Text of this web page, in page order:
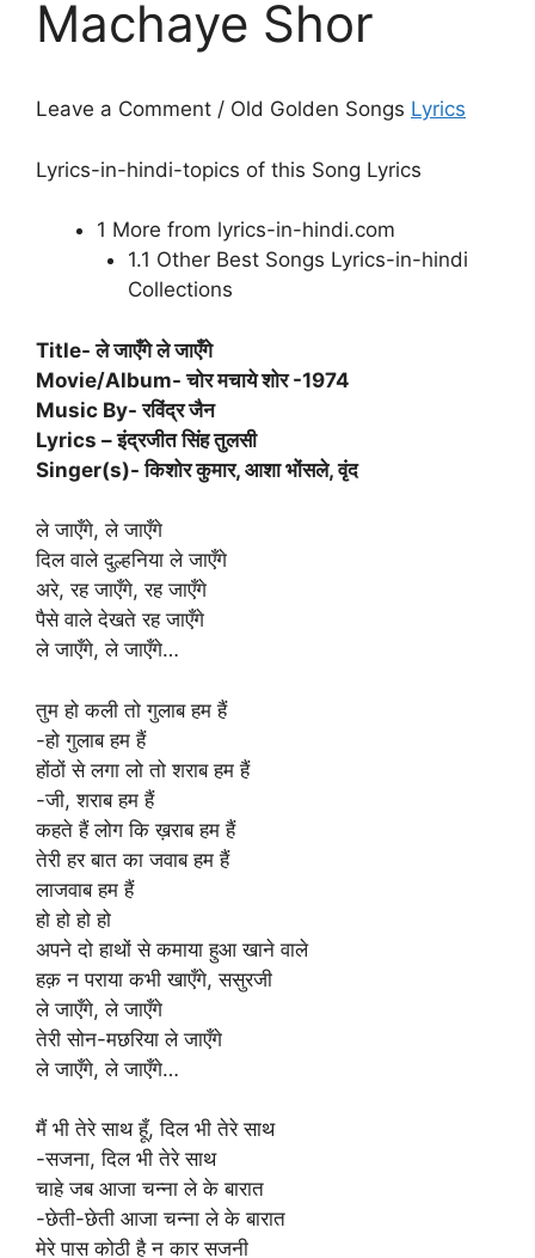
Machaye Shor
Leave a Comment / Old Golden Songs Lyrics
Lyrics-in-hindi-topics of this Song Lyrics
1 More from lyrics-in-hindi.com
1.1 Other Best Songs Lyrics-in-hindi
Collections
Title- ले जाएँगे ले जाएँगे
Movie/Album- चोर मचाये शोर -1974
Music By- रविंद्र जैन
Lyrics – इंद्रजीत सिंह तुलसी
Singer(s)- किशोर कुमार, आशा भोंसले, वृंद
ले जाएँगे, ले जाएँगे
दिल वाले दुल्हनिया ले जाएँगे
अरे, रह जाएँगे, रह जाएँगे
पैसे वाले देखते रह जाएँगे
ले जाएँगे, ले जाएँगे…
तुम हो कली तो गुलाब हम हैं
-हो गुलाब हम हैं
होंठों से लगा लो तो शराब हम हैं
-जी, शराब हम हैं
कहते हैं लोग कि ख़राब हम हैं
तेरी हर बात का जवाब हम हैं
लाजवाब हम हैं
हो हो हो हो
अपने दो हाथों से कमाया हुआ खाने वाले
हक़ न पराया कभी खाएँगे, ससुरजी
ले जाएँगे, ले जाएँगे
तेरी सोन-मछरिया ले जाएँगे
ले जाएँगे, ले जाएँगे…
मैं भी तेरे साथ हूँ, दिल भी तेरे साथ
-सजना, दिल भी तेरे साथ
चाहे जब आजा चन्ना ले के बारात
-छेती-छेती आजा चन्ना ले के बारात
मेरे पास कोठी है न कार सजनी